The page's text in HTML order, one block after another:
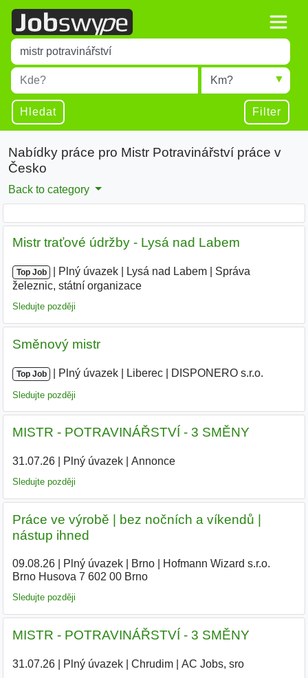
Title
Type 1 or more characters for results.
Místo
Type 1 or more characters for results.
Radius
Hledat Filter
Nabídky práce pro Mistr Potravinářství práce v
Česko
Back to category
Mistr traťové údržby - Lysá nad Labem
Top Job Plný úvazek Lysá nad Labem
Správa
železnic, státní organizace
Sledujte později
Směnový mistr
Top Job Plný úvazek Liberec DISPONERO s.r.o.
Sledujte později
MISTR - POTRAVINÁŘSTVÍ - 3 SMĚNY
31.07.26| Plný úvazek| Annonce
Sledujte později
Práce ve výrobě | bez nočních a víkendů |
nástup ihned
09.08.26| Plný úvazek| Brno|
Hofmann Wizard s.r.o.
Brno Husova 7 602 00 Brno
Sledujte později
MISTR - POTRAVINÁŘSTVÍ - 3 SMĚNY
31.07.26| Plný úvazek| Chrudim| AC Jobs, sro|